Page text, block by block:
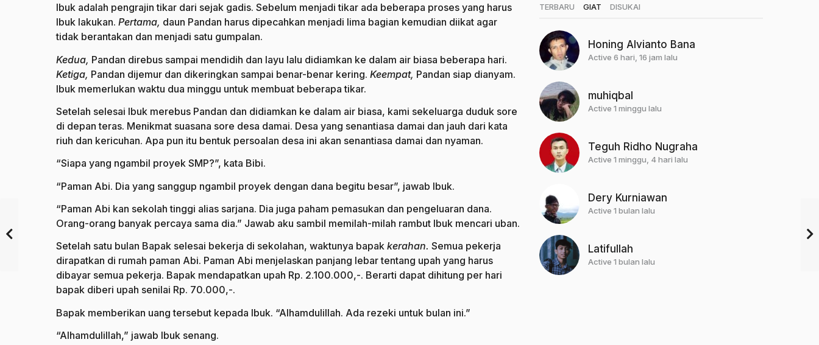
Ibuk adalah pengrajin tikar dari sejak gadis. Sebelum menjadi tikar ada beberapa proses yang harus
Ibuk lakukan. Pertama, daun Pandan harus dipecahkan menjadi lima bagian kemudian diikat agar
tidak berantakan dan menjadi satu gumpalan.
Kedua, Pandan direbus sampai mendidih dan layu lalu didiamkan ke dalam air biasa beberapa hari.
Ketiga, Pandan dijemur dan dikeringkan sampai benar-benar kering. Keempat, Pandan siap dianyam.
Ibuk memerlukan waktu dua minggu untuk membuat beberapa tikar.
Setelah selesai Ibuk merebus Pandan dan didiamkan ke dalam air biasa, kami sekeluarga duduk sore
di depan teras. Menikmat suasana sore desa damai. Desa yang senantiasa damai dan jauh dari kata
riuh dan kericuhan. Apa pun itu bentuk persoalan desa ini akan senantiasa damai dan nyaman.
“Siapa yang ngambil proyek SMP?”, kata Bibi.
“Paman Abi. Dia yang sanggup ngambil proyek dengan dana begitu besar”, jawab Ibuk.
“Paman Abi kan sekolah tinggi alias sarjana. Dia juga paham pemasukan dan pengeluaran dana.
Orang-orang banyak percaya sama dia.” Jawab aku sambil memilah-milah rambut Ibuk mencari uban.
Setelah satu bulan Bapak selesai bekerja di sekolahan, waktunya bapak kerahan. Semua pekerja
dirapatkan di rumah paman Abi. Paman Abi menjelaskan panjang lebar tentang upah yang harus
dibayar semua pekerja. Bapak mendapatkan upah Rp. 2.100.000,-. Berarti dapat dihitung per hari
bapak diberi upah senilai Rp. 70.000,-.
Bapak memberikan uang tersebut kepada Ibuk. “Alhamdulillah. Ada rezeki untuk bulan ini.”
“Alhamdulillah,” jawab Ibuk senang.
TERBARU GIAT DISUKAI
Honing Alvianto Bana
Active 6 hari, 16 jam lalu
muhiqbal
Active 1 minggu lalu
Teguh Ridho Nugraha
Active 1 minggu, 4 hari lalu
Dery Kurniawan
Active 1 bulan lalu
Latifullah
Active 1 bulan lalu